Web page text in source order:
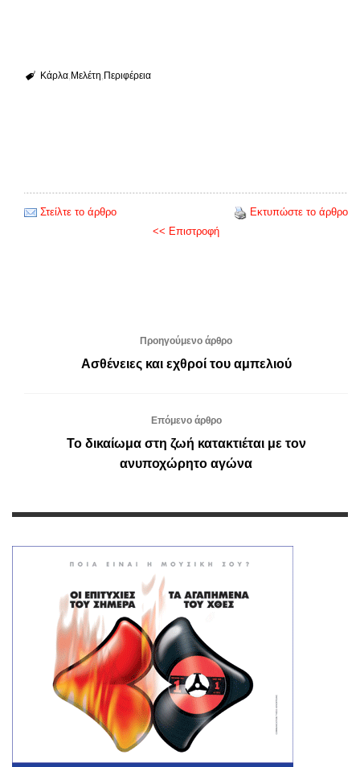
Κάρλα Μελέτη Περιφέρεια
Στείλτε το άρθρο
Εκτυπώστε το άρθρο
<< Επιστροφή
Προηγούμενο άρθρο
Ασθένειες και εχθροί του αμπελιού
Επόμενο άρθρο
Το δικαίωμα στη ζωή κατακτιέται με τον
ανυποχώρητο αγώνα